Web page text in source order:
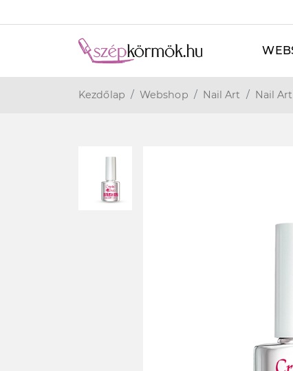
Kezdőlap Webshop Nail Art Nail